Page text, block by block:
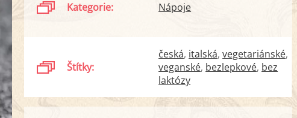
Kategorie: Nápoje
Štítky:
česká italská vegetariánské
veganské bezlepkové bez
laktózy